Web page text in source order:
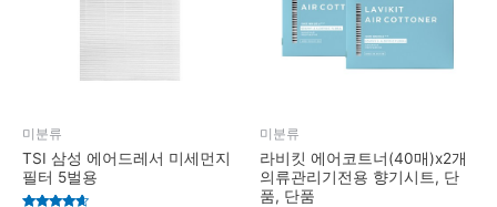
미분류
TSI 삼성 에어드레서 미세먼지
필터 5벌용
미분류
라비킷 에어코트너(40매)x2개
의류관리기전용 향기시트, 단
품, 단품